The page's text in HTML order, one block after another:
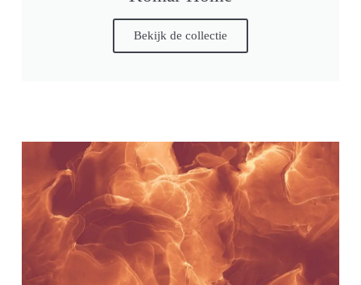
Bekijk de collectie